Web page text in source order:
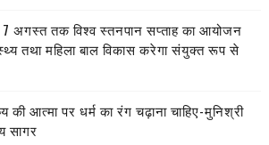
अगस्त तक विश्व स्तनपान सप्ताह का आयोजन
तथा महिला बाल विकास करेगा संयुक्त रूप से
की आत्मा पर धर्म का रंग चढ़ाना चाहिए-मुनिश्री
सागर